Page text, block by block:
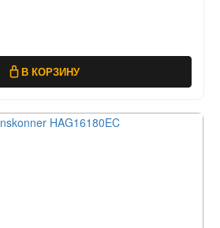
В КОРЗИНУ